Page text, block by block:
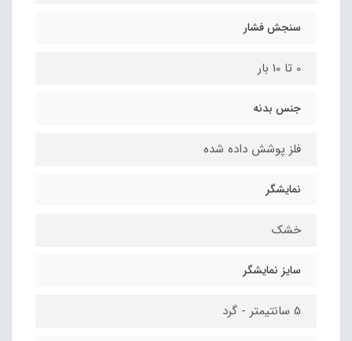
سنجش فشار
0 تا 10 بار
جنس بدنه
فلز پوشش داده شده
نمایشگر
خشک
سایز نمایشگر
5 سانتیمتر - گرد